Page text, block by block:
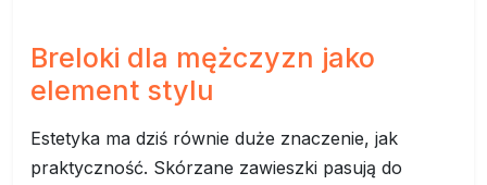
Breloki dla mężczyzn jako
element stylu
Estetyka ma dziś równie duże znaczenie, jak
praktyczność. Skórzane zawieszki pasują do